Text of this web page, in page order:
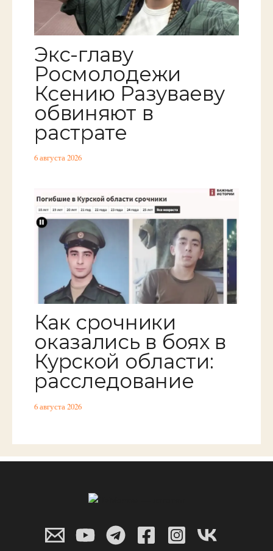
Экс-главу
Росмолодежи
Ксению Разуваеву
обвиняют в
растрате
6 августа 2026
Как срочники
оказались в боях в
Курской области:
расследование
6 августа 2026